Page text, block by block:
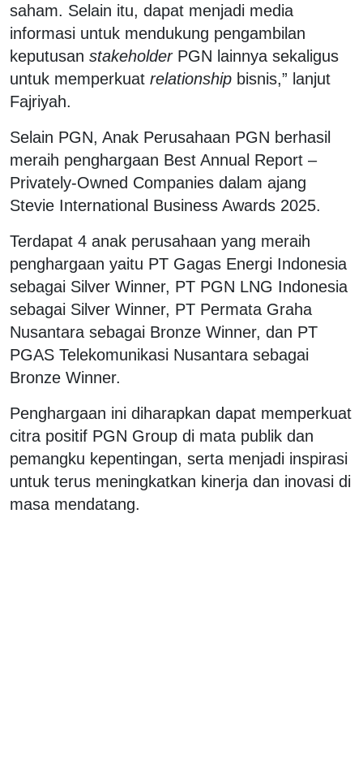
saham. Selain itu, dapat menjadi media
informasi untuk mendukung pengambilan
keputusan stakeholderPGN lainnya sekaligus
untuk memperkuat relationship bisnis,” lanjut
Fajriyah.
Selain PGN, Anak Perusahaan PGN berhasil
meraih penghargaan Best Annual Report –
Privately-Owned Companies dalam ajang
Stevie International Business Awards 2025.
Terdapat 4 anak perusahaan yang meraih
penghargaan yaitu PT Gagas Energi Indonesia
sebagai Silver Winner, PT PGN LNG Indonesia
sebagai Silver Winner, PT Permata Graha
Nusantara sebagai Bronze Winner, dan PT
PGAS Telekomunikasi Nusantara sebagai
Bronze Winner.
Penghargaan ini diharapkan dapat memperkuat
citra positif PGN Group di mata publik dan
pemangku kepentingan, serta menjadi inspirasi
untuk terus meningkatkan kinerja dan inovasi di
masa mendatang.